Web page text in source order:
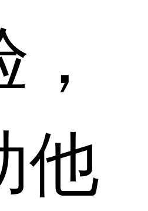
他